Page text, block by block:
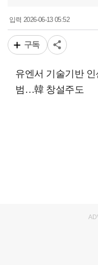
입력2026-06-13 05:52
구독
유엔서 기술기반
범…韓 창설주도